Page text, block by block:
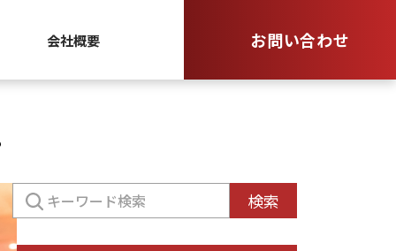
会社概要 お問い合わせ
検
索:
検索